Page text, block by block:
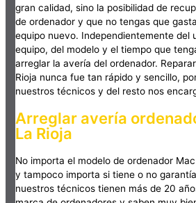
gran calidad, sino la posibilidad de
de ordenador y que no tengas que
equipo nuevo. Independientemente del
equipo, del modelo y el tiempo que
arreglar la avería del ordenador.
Rioja nunca fue tan rápido y sencillo,
nuestros técnicos y del resto nos
Arreglar avería
La Rioja
No importa el modelo de ordenador
y tampoco importa si tiene o no
nuestros técnicos tienen más de 20